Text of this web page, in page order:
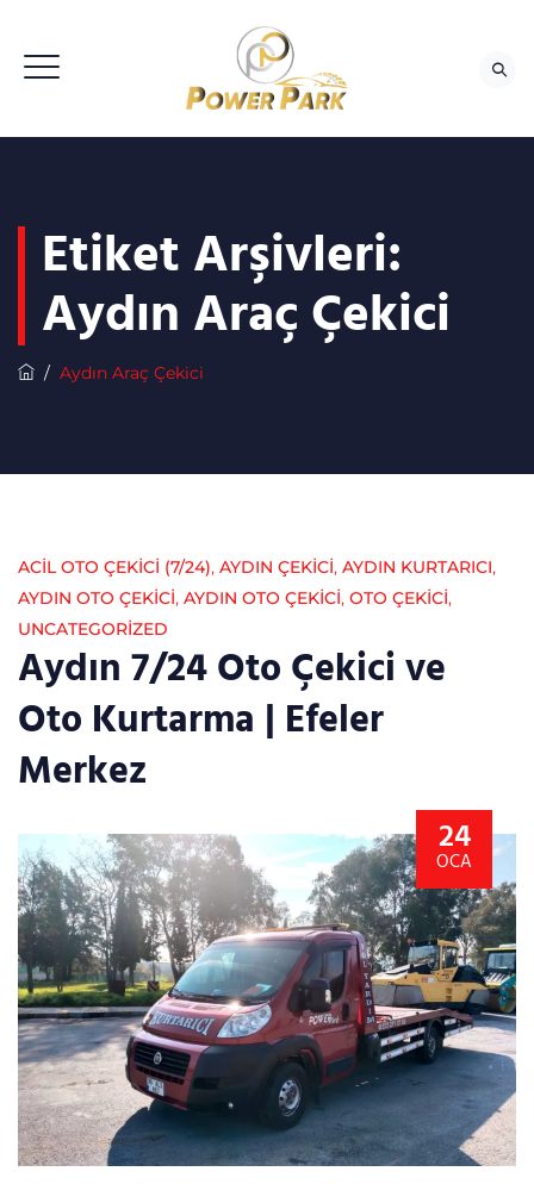
Etiket Arşivleri:
Aydın Araç Çekici
/ Aydın Araç Çekici
ACİL OTO ÇEKİCİ (7/24), AYDIN ÇEKICI, AYDIN KURTARICI,
AYDIN OTO ÇEKICI, AYDIN OTO ÇEKICI, OTO ÇEKICI,
UNCATEGORIZED
Aydın 7/24 Oto Çekici ve
Oto Kurtarma | Efeler
Merkez
24
OCA